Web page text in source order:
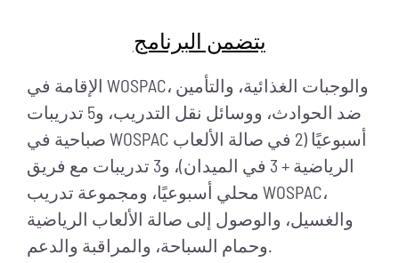
يتضمن البرنامج
الإقامة في WOSPAC، والوجبات الغذائية، والتأمين
ضد الحوادث، ووسائل نقل التدريب، و5 تدريبات
صباحية في WOSPAC أسبوعيًا (2 في صالة الألعاب
الرياضية + 3 في الميدان)، و3 تدريبات مع فريق
محلي أسبوعيًا، ومجموعة تدريب WOSPAC،
والغسيل، والوصول إلى صالة الألعاب الرياضية
وحمام السباحة، والمراقبة والدعم.